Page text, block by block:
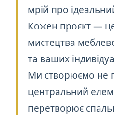
мрій про
Кожен проєкт —
мистецтва
та ваших
Ми створюємо не
центральний
перетворює